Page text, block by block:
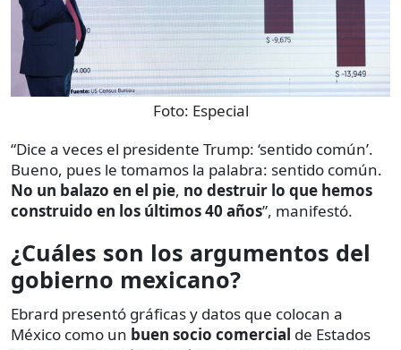
Foto: Especial
“Dice a veces el presidente Trump: ‘sentido común’.
Bueno, pues le tomamos la palabra: sentido común.
No un balazo en el pie, no destruir lo que hemos
construido en los últimos 40 años”, manifestó.
¿Cuáles son los argumentos del
gobierno mexicano?
Ebrard presentó gráficas y datos que colocan a
México como un buen socio comercial de Estados